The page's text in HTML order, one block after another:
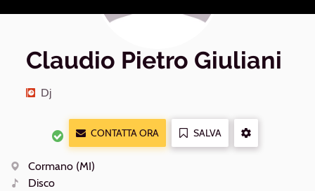
Claudio Pietro Giuliani
Dj
CONTATTA ORA
SALVA
ALTRE
Luogo
Cormano (MI)
Disco